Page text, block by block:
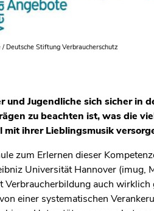
Deutsche Stiftung Verbraucherschutz
und Jugendliche sich sicher in
zu beachten ist, was die
mit ihrer Lieblingsmusik
zum Erlernen dieser
Universität Hannover
Verbraucherbildung auch
einer systematischen